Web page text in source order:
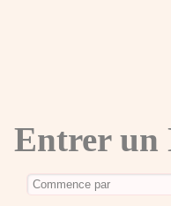
Entrer un